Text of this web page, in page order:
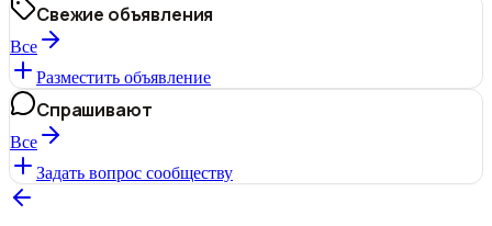
Свежие объявления
Все
Разместить объявление
Спрашивают
Все
Задать вопрос сообществу